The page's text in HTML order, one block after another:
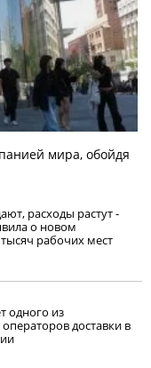
мира, обойдя
расходы растут -
о новом
рабочих мест
одного из
доставки в